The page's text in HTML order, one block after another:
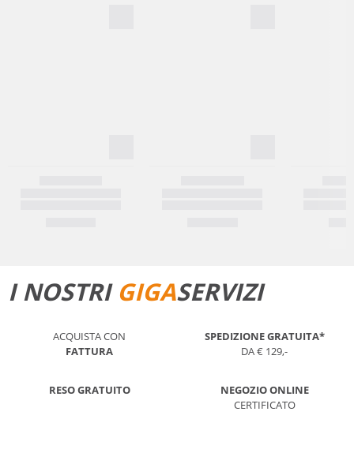
I NOSTRI GIGASERVIZI
ACQUISTA CON
FATTURA
SPEDIZIONE GRATUITA*
DA € 129,-
RESO GRATUITO
NEGOZIO ONLINE
CERTIFICATO